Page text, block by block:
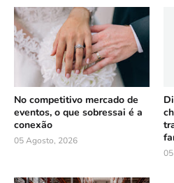
No competitivo mercado de
eventos, o que sobressai é a
conexão
05 Agosto, 2026